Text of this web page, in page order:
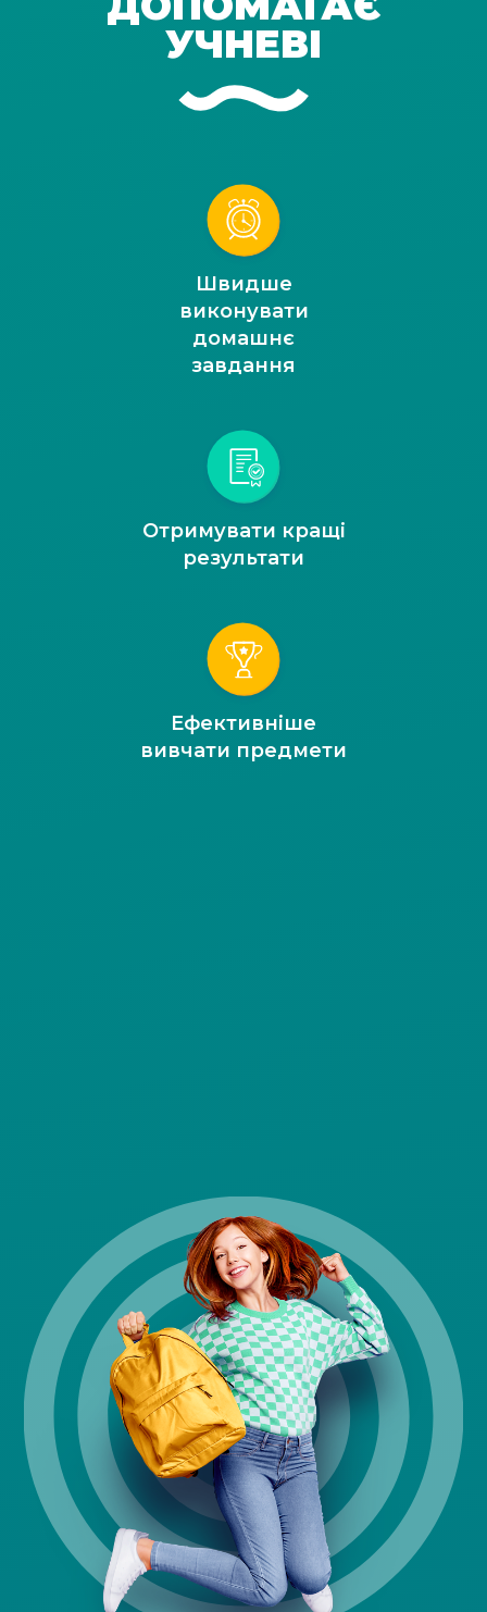
УЧНЕВІ
Швидше
виконувати
домашнє
завдання
Отримувати кращі
результати
Ефективніше
вивчати предмети